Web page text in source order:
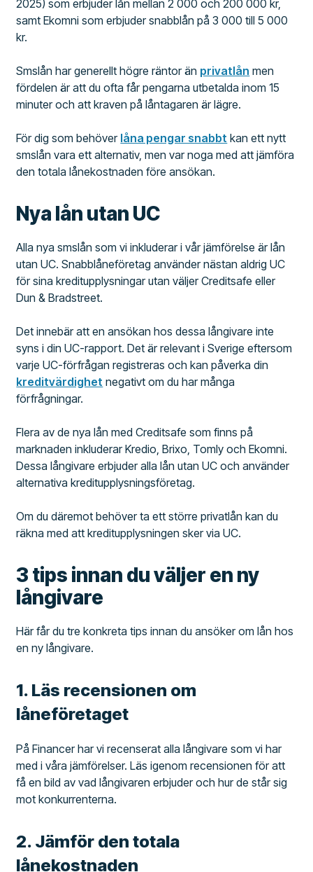
2025) som erbjuder lån mellan 2 000 och 200 000 kr,
samt Ekomni som erbjuder snabblån på 3 000 till 5 000
kr.
Smslån har generellt högre räntor än privatlån men
fördelen är att du ofta får pengarna utbetalda inom 15
minuter och att kraven på låntagaren är lägre.
För dig som behöver låna pengar snabbt kan ett nytt
smslån vara ett alternativ, men var noga med att jämföra
den totala lånekostnaden före ansökan.
Nya lån utan UC
Alla nya smslån som vi inkluderar i vår jämförelse är lån
utan UC. Snabblåneföretag använder nästan aldrig UC
för sina kreditupplysningar utan väljer Creditsafe eller
Dun & Bradstreet.
Det innebär att en ansökan hos dessa långivare inte
syns i din UC-rapport. Det är relevant i Sverige eftersom
varje UC-förfrågan registreras och kan påverka din
kreditvärdighet negativt om du har många
förfrågningar.
Flera av de nya lån med Creditsafe som finns på
marknaden inkluderar Kredio, Brixo, Tomly och Ekomni.
Dessa långivare erbjuder alla lån utan UC och använder
alternativa kreditupplysningsföretag.
Om du däremot behöver ta ett större privatlån kan du
räkna med att kreditupplysningen sker via UC.
3 tips innan du väljer en ny
långivare
Här får du tre konkreta tips innan du ansöker om lån hos
en ny långivare.
1. Läs recensionen om
låneföretaget
På Financer har vi recenserat alla långivare som vi har
med i våra jämförelser. Läs igenom recensionen för att
få en bild av vad långivaren erbjuder och hur de står sig
mot konkurrenterna.
2. Jämför den totala
lånekostnaden